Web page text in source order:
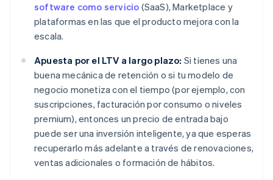
software como servicio (SaaS), Marketplace y
plataformas en las que el producto mejora con la
escala.
Apuesta por el LTV a largo plazo: Si tienes una
buena mecánica de retención o si tu modelo de
negocio monetiza con el tiempo (por ejemplo, con
suscripciones, facturación por consumo o niveles
premium), entonces un precio de entrada bajo
puede ser una inversión inteligente, ya que esperas
recuperarlo más adelante a través de renovaciones,
ventas adicionales o formación de hábitos.